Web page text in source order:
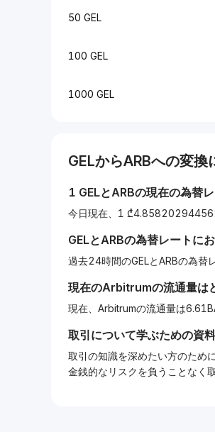
50 GEL
100 GEL
1000 GEL
GELからARBへの変換
1 GELとARBの現在の為替
今日現在、1
GELとARBの為替レートに
過去24時間のGELとARBの為替
現在のArbitrumの流通量は
現在、Arbitrumの流通量は
取引について学ぶための資
取引の知識を深めたい方のため
金銭的なリスクを負うことなく